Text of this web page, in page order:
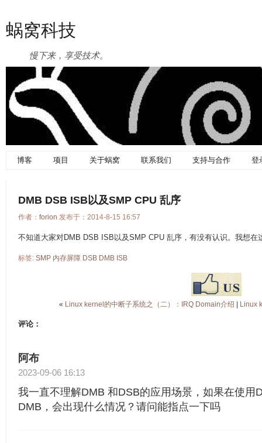
蜗窝科技
慢下来，享受技术。
博客 项目 关于蜗窝 联系我们 支持与合作 登
DMB DSB ISB以及SMP CPU 乱序
作者： forion 发布于：2014-8-15 16:57
不知道大家对DMB DSB ISB以及SMP CPU 乱序，有没有认识。我想在
标签: SMP 内存屏障 DSB DMB ISB
« Linux kernel的中断子系统之（二）：IRQ Domain介绍 Linux
评论：
阿布
2023-09-06 16:13
我一直不理解DMB 和DSB的应用场景，如果在使用
DMB，会出现什么情况？请问能指点一下吗